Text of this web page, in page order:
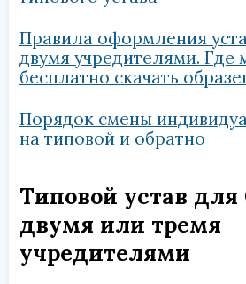
Правила оформления
двумя учредителями. Где
бесплатно скачать
Порядок смены
на типовой и обратно
Типовой устав
двумя или тремя
учредителями